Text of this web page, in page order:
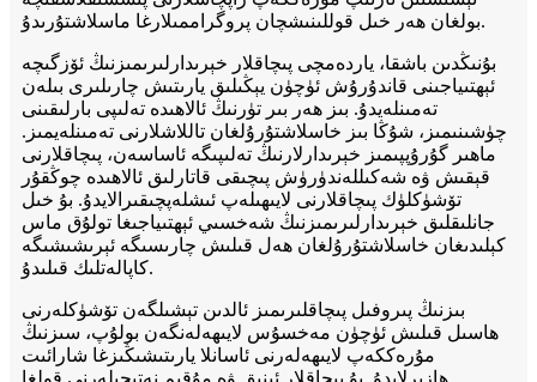
بولغان ھەر خىل قوللىنىشچان پروگراممىلارغا ماسلاشتۇرىدۇ.
بۇنىڭدىن باشقا، ياردەمچى پىچاقلار خېرىدارلىرىمىزنىڭ ئۆزگىچە
ئېھتىياجىنى قاندۇرۇش ئۈچۈن يېڭىلىق يارىتىش چارىلىرى بىلەن
تەمىنلەيدۇ. بىز ھەر بىر تۈرنىڭ ئالاھىدە تەلىپى بارلىقىنى
چۈشىنىمىز، شۇڭا بىز خاسلاشتۇرۇلغان تاللاشلارنى تەمىنلەيمىز.
ماھىر گۇرۇپپىمىز خېرىدارلارنىڭ تەلىپىگە ئاساسەن، پىچاقلارنى
قېقىش ۋە شەكىللەندۈرۈش پىچىقى قاتارلىق ئالاھىدە چوڭقۇر
تۆشۈكلۈك پىچاقلارنى لايىھىلەپ ئىشلەپچىقىرالايدۇ. بۇ خىل
جانلىقلىق خېرىدارلىرىمىزنىڭ شەخسىي ئېھتىياجىغا تولۇق ماس
كېلىدىغان خاسلاشتۇرۇلغان ھەل قىلىش چارىسىگە ئېرىشىشىگە
كاپالەتلىك قىلىدۇ.
بىزنىڭ پىروفىل پىچاقلىرىمىز ئالدىن تېشىلگەن تۆشۈكلەرنى
ھاسىل قىلىش ئۈچۈن مەخسۇس لايىھەلەنگەن بولۇپ، سىزنىڭ
مۇرەككەپ لايىھەلەرنى ئاسانلا يارىتىشىڭىزغا شارائىت